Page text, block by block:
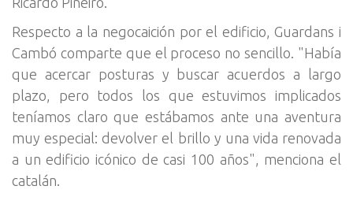
Respecto a la negocaición por el edificio, Guardans i
Cambó comparte que el proceso no sencillo. "Había
que acercar posturas y buscar acuerdos a largo
plazo, pero todos los que estuvimos implicados
teníamos claro que estábamos ante una aventura
muy especial: devolver el brillo y una vida renovada
a un edificio icónico de casi 100 años", menciona el
catalán.